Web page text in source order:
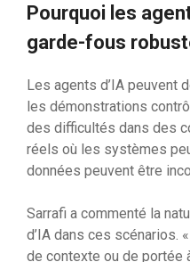
Pourquoi les
garde-fous
Les agents d’IA peuvent
les démonstrations
des difficultés dans des
réels où les systèmes
données peuvent être
Sarrafi a commenté la
d’IA dans ces scénarios.
de contexte ou de portée